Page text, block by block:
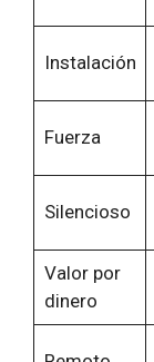
Instalación
Fuerza
Silencioso
Valor por
dinero